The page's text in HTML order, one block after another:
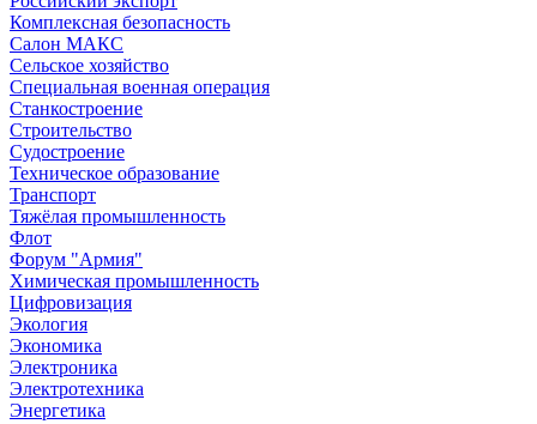
Комплексная безопасность
Салон МАКС
Сельское хозяйство
Специальная военная операция
Станкостроение
Строительство
Судостроение
Техническое образование
Транспорт
Тяжёлая промышленность
Флот
Форум "Армия"
Химическая промышленность
Цифровизация
Экология
Экономика
Электроника
Электротехника
Энергетика